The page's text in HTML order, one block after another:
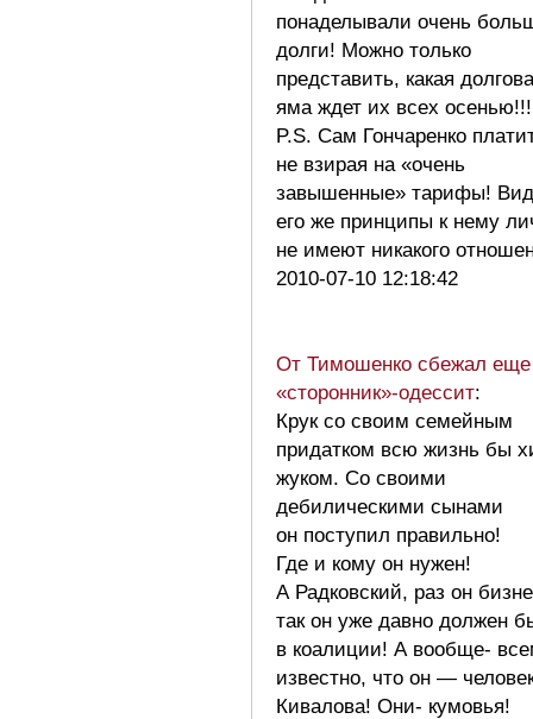
понаделывали очень
долги! Можно только
представить, какая
яма ждет их всех осенью!!!
P.S. Сам Гончаренко
не взирая на «очень
завышенные» тарифы!
его же принципы к нему
не имеют никакого
2010-07-10 12:18:42
От Тимошенко сбежал
«сторонник»-одессит:
Крук со своим семейным
придатком всю жизнь бы
жуком. Со своими
дебилическими сынами
он поступил правильно!
Где и кому он нужен!
А Радковский, раз он
так он уже давно должен
в коалиции! А вообще-
известно, что он —
Кивалова! Они- кумовья!